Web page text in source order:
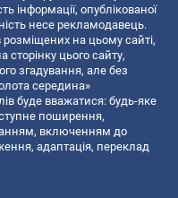
інформації, опублікованої
несе рекламодавець.
на цьому сайті,
сторінку цього сайту,
згадування, але без
середина»
буде вважатися: будь-яке
поширення,
включенням до
адаптація, переклад